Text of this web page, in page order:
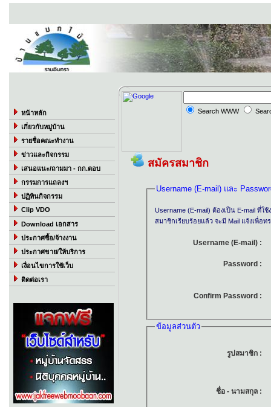
หน้าหลัก
เกี่ยวกับหมู่บ้าน
รายชื่อคณะทำงาน
ข่าวและกิจกรรม
เสนอแนะ/ถามมา - กก.ตอบ
กรรมการแถลงฯ
ปฏิทินกิจกรรม
Clip VDO
Download เอกสาร
ประกาศซื้อ/จ้างงาน
ประกาศขาย/ให้บริการ
เงื่อนไขการใช้เว็บ
ติดต่อเรา
Search WWW
สมัครสมาชิก
Username (E-mail) และ
Username (E-mail) ต้องเป็น E-mail ที่
สมาชิกเรียบร้อยแล้ว จะมี Mail แจ้งเพื่อ
Username (E-mail)
Password
Confirm Password
ข้อมูลส่วนตัว
รูปสมาชิก
ชื่อ - นามสกุล